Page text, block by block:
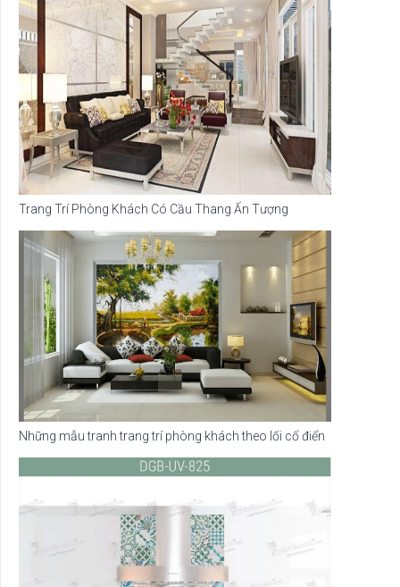
Trang Trí Phòng Khách Có Cầu Thang Ấn Tượng
Những mẫu tranh trang trí phòng khách theo lối cổ điển